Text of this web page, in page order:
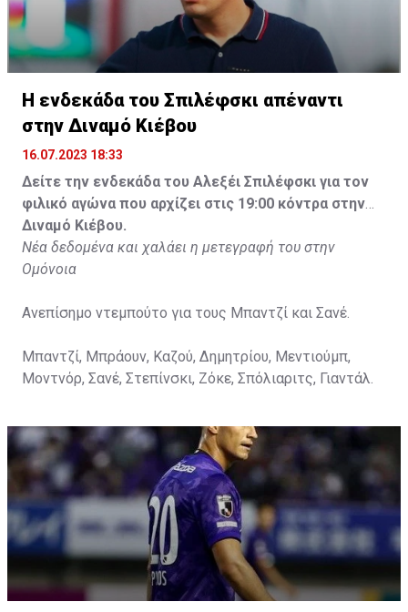
Η ενδεκάδα του Σπιλέφσκι απέναντι
στην Διναμό Κιέβου
16.07.2023 18:33
Δείτε την ενδεκάδα του Αλεξέι Σπιλέφσκι για τον
φιλικό αγώνα που αρχίζει στις 19:00 κόντρα στην
Διναμό Κιέβου.
Νέα δεδομένα και χαλάει η μετεγραφή του στην
Ομόνοια
Ανεπίσημο ντεμπούτο για τους Μπαντζί και Σανέ.
Μπαντζί, Μπράουν, Καζού, Δημητρίου, Μεντιούμπ,
Μοντνόρ, Σανέ, Στεπίνσκι, Ζόκε, Σπόλιαριτς, Γιαντάλ.